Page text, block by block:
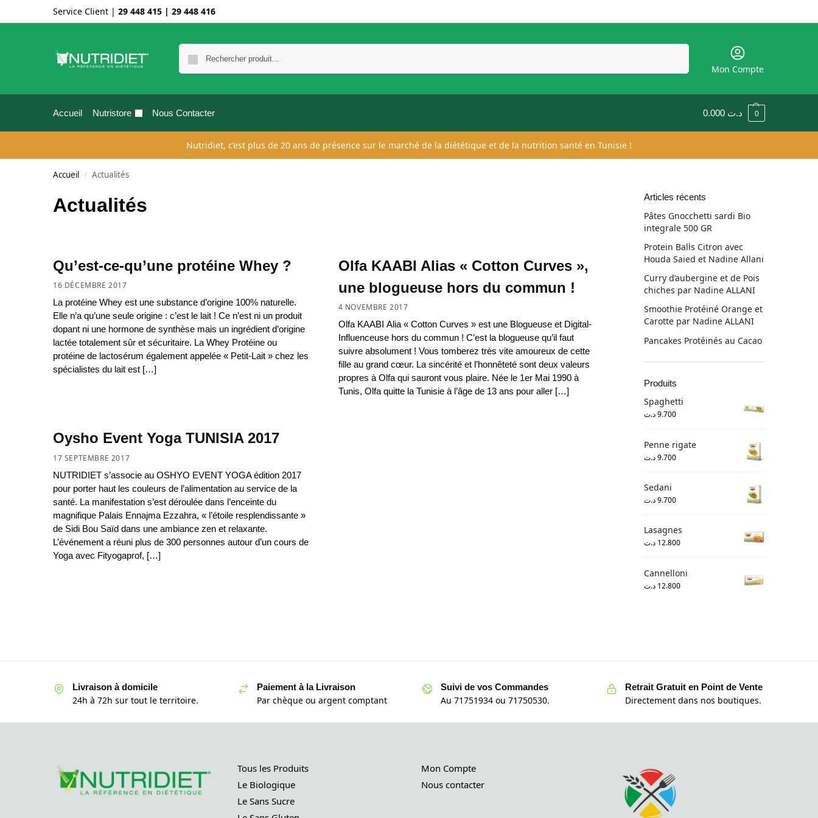
Service Client | 29 448 415 | 29 448 416
Mon Compte
Accueil Nutristore Nous Contacter 0.000 د.ت 0
Nutridiet, c’est plus de 20 ans de présence sur le marché de la diététique et de la nutrition santé en Tunisie !
Accueil / Actualités
Actualités
Qu’est-ce-qu’une protéine Whey ?
16 DÉCEMBRE 2017
La protéine Whey est une substance d’origine 100% naturelle.
Elle n’a qu’une seule origine : c’est le lait ! Ce n’est ni un produit
dopant ni une hormone de synthèse mais un ingrédient d’origine
lactée totalement sûr et sécuritaire. La Whey Protéine ou
protéine de lactosérum également appelée « Petit-Lait » chez les
spécialistes du lait est […]
Olfa KAABI Alias « Cotton Curves »,
une blogueuse hors du commun !
4 NOVEMBRE 2017
Olfa KAABI Alia « Cotton Curves » est une Blogueuse et Digital-
Influenceuse hors du commun ! C’est la blogueuse qu’il faut
suivre absolument ! Vous tomberez très vite amoureux de cette
fille au grand cœur. La sincérité et l’honnêteté sont deux valeurs
propres à Olfa qui sauront vous plaire. Née le 1er Mai 1990 à
Tunis, Olfa quitte la Tunisie à l’âge de 13 ans pour aller […]
Oysho Event Yoga TUNISIA 2017
17 SEPTEMBRE 2017
NUTRIDIET s’associe au OSHYO EVENT YOGA édition 2017
pour porter haut les couleurs de l’alimentation au service de la
santé. La manifestation s’est déroulée dans l’enceinte du
magnifique Palais Ennajma Ezzahra, « l’étoile resplendissante »
de Sidi Bou Saïd dans une ambiance zen et relaxante.
L’événement a réuni plus de 300 personnes autour d’un cours de
Yoga avec Fityogaprof, […]
Articles récents
Pâtes Gnocchetti sardi Bio
integrale 500 GR
Protein Balls Citron avec
Houda Saied et Nadine Allani
Curry d’aubergine et de Pois
chiches par Nadine ALLANI
Smoothie Protéiné Orange et
Carotte par Nadine ALLANI
Pancakes Protéinés au Cacao
Produits
Spaghetti
9.700د.ت
Penne rigate
9.700د.ت
Sedani
9.700د.ت
Lasagnes
12.800 د.ت
Cannelloni
12.800 د.ت
Livraison à domicile
24h à 72h sur tout le territoire.
Paiement à la Livraison
Par chèque ou argent comptant
Suivi de vos Commandes
Au 71751934 ou 71750530.
Retrait Gratuit en Point de Vente
Directement dans nos boutiques.
Tous les Produits
Le Biologique
Le Sans Sucre
Mon Compte
Nous contacter